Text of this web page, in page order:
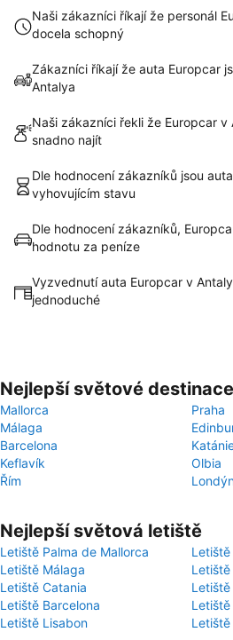
Naši zákazníci říkají že personál
docela schopný
Zákazníci říkají že auta Europcar
Antalya
Naši zákazníci řekli že Europcar v
snadno najít
Dle hodnocení zákazníků jsou
vyhovujícím stavu
Dle hodnocení zákazníků,
hodnotu za peníze
Vyzvednutí auta Europcar v
jednoduché
Nejlepší světové destinace
Mallorca
Praha
Málaga
Barcelona
Keflavík
Olbia
Řím
Nejlepší světová letiště
Letiště Palma de Mallorca
Letiště
Letiště Málaga
Letiště
Letiště Catania
Letiště Barcelona
Letiště
Letiště Lisabon
Letiště